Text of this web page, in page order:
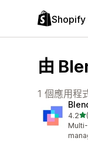
Shopify
由
1 個應用程
4.2滿
共有